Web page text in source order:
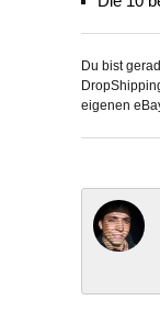
Du bist
eigenen